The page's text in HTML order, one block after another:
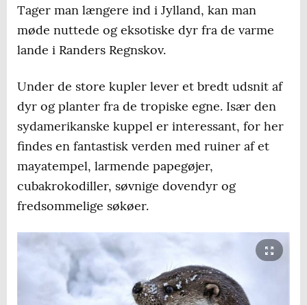
Tager man længere ind i Jylland, kan man
møde nuttede og eksotiske dyr fra de varme
lande i Randers Regnskov.
Under de store kupler lever et bredt udsnit af
dyr og planter fra de tropiske egne. Især den
sydamerikanske kuppel er interessant, for her
findes en fantastisk verden med ruiner af et
mayatempel, larmende papegøjer,
cubakrokodiller, søvnige dovendyr og
fredsommelige søkøer.